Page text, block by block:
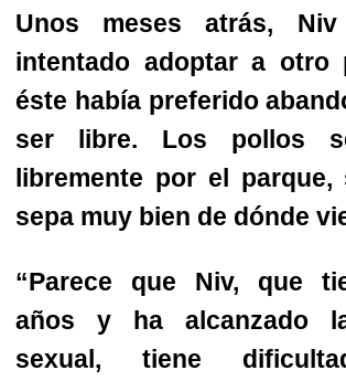
Unos meses atrás,
intentado adoptar a otro
éste había preferido
ser libre. Los pollos
libremente por el
sepa muy bien de dónde
“Parece que Niv, que
años y ha alcanzado
sexual, tiene